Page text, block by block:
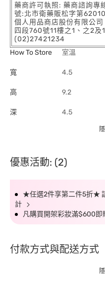
藥商許可執照: 藥商諮詢
號:北市衛藥販松字第
個人用品商店股份有限公
四段760號11樓之1、之2
(02)27421234
How To Store
室溫
寬 4.5
高 9.2
深 4.5
優惠活動: (2)
★任選2件享第二件5折★
計
凡購買開架彩妝滿$600即
付款方式與配送方式